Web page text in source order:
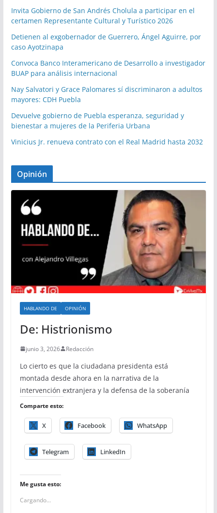
Invita Gobierno de San Andrés Cholula a participar en el
certamen Representante Cultural y Turístico 2026
Detienen al exgobernador de Guerrero, Ángel Aguirre, por
caso Ayotzinapa
Convoca Banco Interamericano de Desarrollo a investigador
BUAP para análisis internacional
Nay Salvatori y Grace Palomares sí discriminaron a adultos
mayores: CDH Puebla
Devuelve gobierno de Puebla esperanza, seguridad y
bienestar a mujeres de la Periferia Urbana
Vinicius Jr. renueva contrato con el Real Madrid hasta 2032
Opinión
HABLANDO DE OPINIÓN
De: Histrionismo
junio 3, 2026 Redacción
Lo cierto es que la ciudadana presidenta está
montada desde ahora en la narrativa de la
intervención extranjera y la defensa de la soberanía
Comparte esto:
X Facebook WhatsApp
Telegram LinkedIn
Me gusta esto:
Cargando...